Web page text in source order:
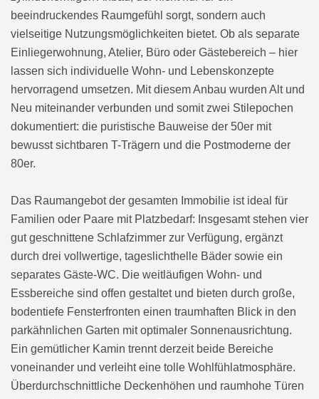
beeindruckendes Raumgefühl sorgt, sondern auch
vielseitige Nutzungsmöglichkeiten bietet. Ob als separate
Einliegerwohnung, Atelier, Büro oder Gästebereich – hier
lassen sich individuelle Wohn- und Lebenskonzepte
hervorragend umsetzen. Mit diesem Anbau wurden Alt und
Neu miteinander verbunden und somit zwei Stilepochen
dokumentiert: die puristische Bauweise der 50er mit
bewusst sichtbaren T-Trägern und die Postmoderne der
80er.
Das Raumangebot der gesamten Immobilie ist ideal für
Familien oder Paare mit Platzbedarf: Insgesamt stehen vier
gut geschnittene Schlafzimmer zur Verfügung, ergänzt
durch drei vollwertige, tageslichthelle Bäder sowie ein
separates Gäste-WC. Die weitläufigen Wohn- und
Essbereiche sind offen gestaltet und bieten durch große,
bodentiefe Fensterfronten einen traumhaften Blick in den
parkähnlichen Garten mit optimaler Sonnenausrichtung.
Ein gemütlicher Kamin trennt derzeit beide Bereiche
voneinander und verleiht eine tolle Wohlfühlatmosphäre.
Überdurchschnittliche Deckenhöhen und raumhohe Türen